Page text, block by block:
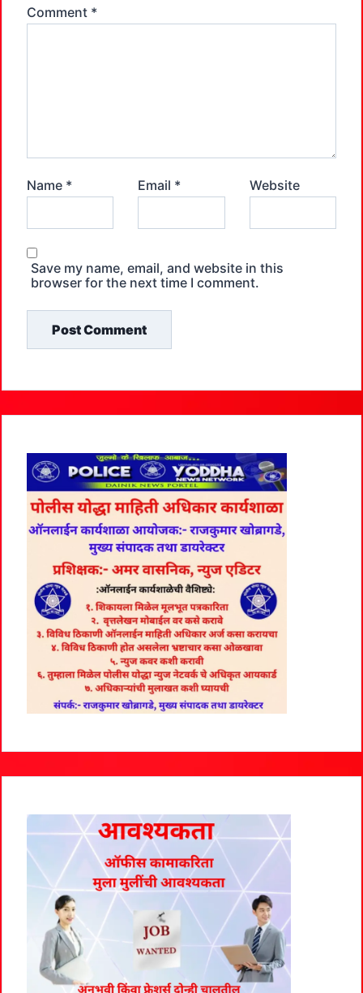
Comment *
Name * Email * Website
Save my name, email, and website in this
browser for the next time I comment.